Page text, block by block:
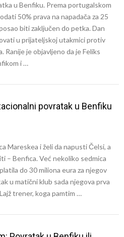
u Benfiku. Prema portugalskom
50% prava na napadača za 25
biti zaključen do petka. Dan
u prijateljskoj utakmici protiv
Ranije je objavljeno da je Feliks
i …
povratak u Benfiku
Mareskea i želi da napusti Čelsi, a
– Benfica. Već nekoliko sedmica
do 30 miliona eura za njegov
u matični klub sada njegova prva
trener, koga pamtim …